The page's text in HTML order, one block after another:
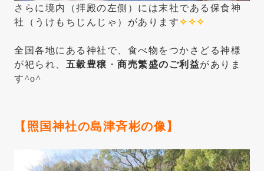
さらに境内（拝殿の左側）には末社である保食神
社（うけもちじんじゃ）があります✧✧✧
全国各地にある神社で、食べ物をつかさどる神様
が祀られ、 五穀豊穣 ・ 商売繁盛のご利益がありま
す^o^
【照国神社の島津斉彬の像】